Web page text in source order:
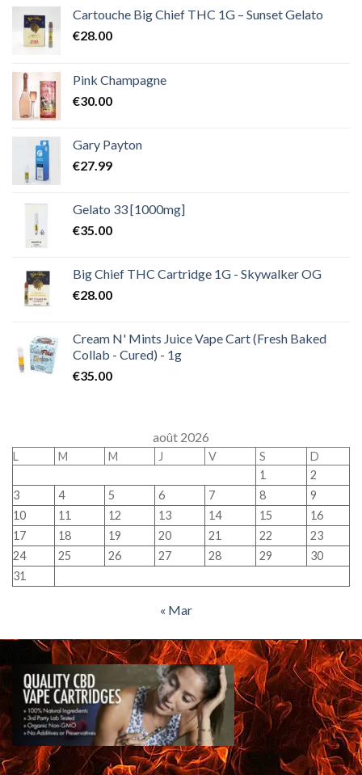
€2,000.00
Cartouche Big Chief THC 1G – Sunset Gelato
€28.00
Pink Champagne
€30.00
Gary Payton
€27.99
Gelato 33 [1000mg]
€35.00
Big Chief THC Cartridge 1G - Skywalker OG
€28.00
Cream N' Mints Juice Vape Cart (Fresh Baked
Collab - Cured) - 1g
€35.00
août 2026
L M M J V S
D
1
2
3
4 5 6 7 8
9
10
11 12 13 14 15
16
17
18 19 20 21 22
23
24
25 26 27 28 29
30
31
« Mar